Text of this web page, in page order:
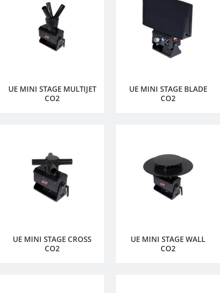
UE MINI STAGE MULTIJET
CO2
UE MINI STAGE BLADE
CO2
UE MINI STAGE CROSS
CO2
UE MINI STAGE WALL
CO2